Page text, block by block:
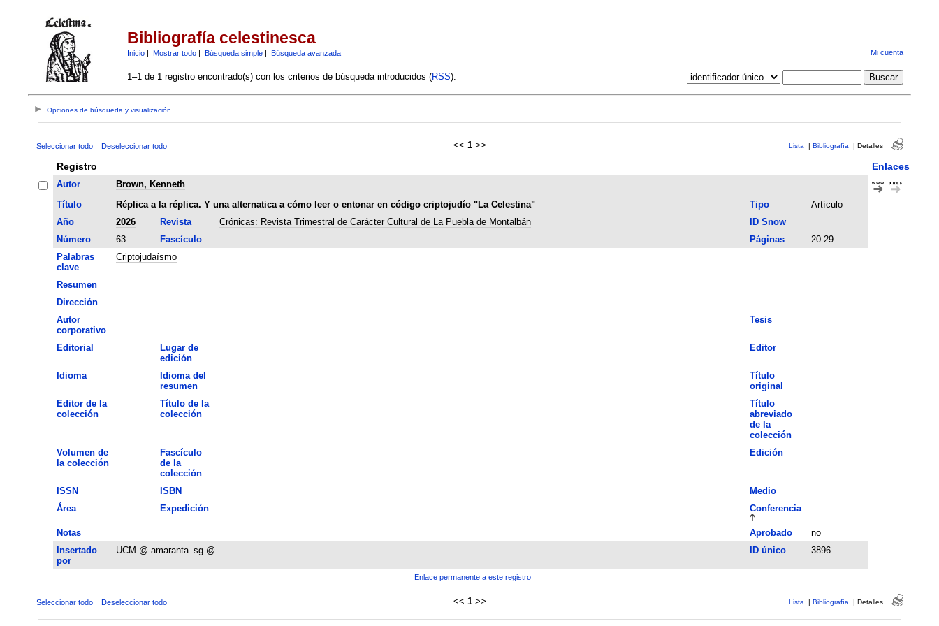
Bibliografía celestinesca
Inicio| Mostrar todo| Búsqueda simple| Búsqueda avanzada Mi cuenta
1–1 de 1 registro encontrado(s) con los criterios de búsqueda introducidos (RSS):
Opciones de búsqueda y visualización
Seleccionar todo Deseleccionar todo << 1 >> Lista | Bibliografía | Detalles
Registro Enlaces
Autor
Brown, Kenneth
Título
Réplica a la réplica. Y una alternatica a cómo leer o entonar en código criptojudío "La Celestina" Tipo
Artículo
Año
2026 Revista Crónicas: Revista Trimestral de Carácter Cultural de La Puebla de Montalbán
ID Snow
Número
63 Fascículo Páginas
20-29
Palabras
clave
Criptojudaísmo
Resumen
Dirección
Autor
corporativo
Tesis
Editorial
Lugar de
edición
Editor
Idioma
Idioma del
resumen
Título
original
Editor de la
colección
Título de la
colección
Título
abreviado
de la
colección
Volumen de
la colección
Fascículo
de la
colección
Edición
ISSN ISBN
Medio
Área
Expedición Conferencia
Notas Aprobado
no
Insertado
por
UCM @ amaranta_sg @ ID único 3896
Enlace permanente a este registro
Seleccionar todo Deseleccionar todo << 1 >> Lista | Bibliografía | Detalles